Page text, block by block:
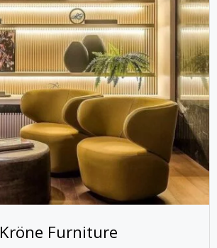
Kröne Furniture